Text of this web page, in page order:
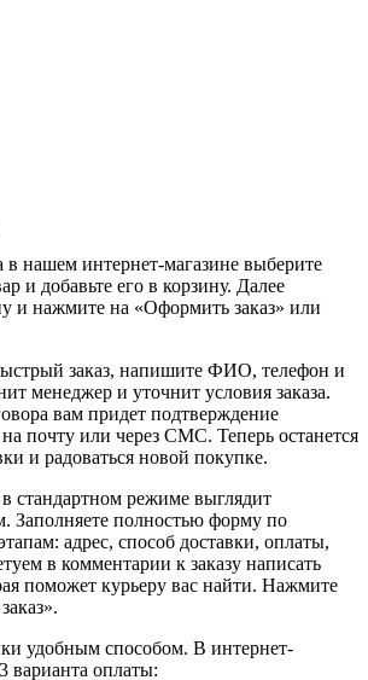
в нашем интернет-магазине выберите
и добавьте его в корзину. Далее
и нажмите на «Оформить заказ» или
заказ, напишите ФИО, телефон и
менеджер и уточнит условия заказа.
вам придет подтверждение
почту или через СМС. Теперь останется
и радоваться новой покупке.
стандартном режиме выглядит
Заполняете полностью форму по
адрес, способ доставки, оплаты,
в комментарии к заказу написать
поможет курьеру вас найти. Нажмите
удобным способом. В интернет-
варианта оплаты: